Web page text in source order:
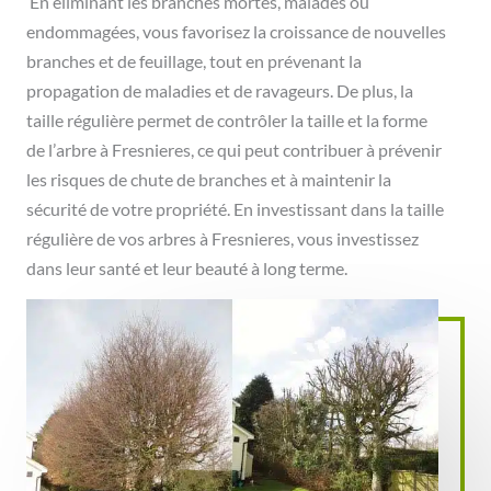
endommagées, vous favorisez la croissance de nouvelles
branches et de feuillage, tout en prévenant la
propagation de maladies et de ravageurs. De plus, la
taille régulière permet de contrôler la taille et la forme
de l’arbre à Fresnieres, ce qui peut contribuer à prévenir
les risques de chute de branches et à maintenir la
sécurité de votre propriété. En investissant dans la taille
régulière de vos arbres à Fresnieres, vous investissez
dans leur santé et leur beauté à long terme.